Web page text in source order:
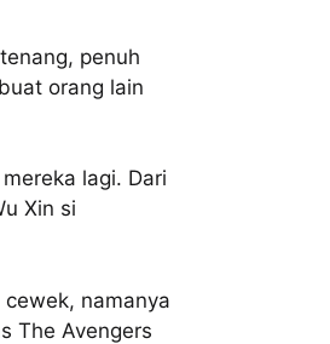
penuh
orang lain
lagi. Dari
Xin si
cewek, namanya
The Avengers